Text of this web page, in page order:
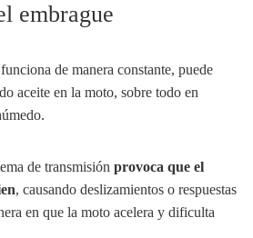
embrague
de manera constante, puede
aceite en la moto, sobre todo en
de transmisión provoca que el
, causando deslizamientos o respuestas
en que la moto acelera y dificulta